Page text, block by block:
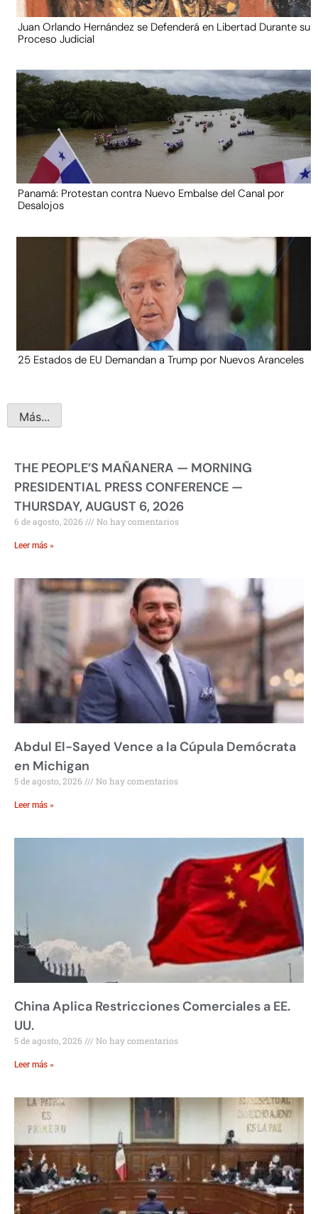
Juan Orlando Hernández se Defenderá en Libertad Durante su
Proceso Judicial
Panamá: Protestan contra Nuevo Embalse del Canal por
Desalojos
25 Estados de EU Demandan a Trump por Nuevos Aranceles
Más...
THE PEOPLE’S MAÑANERA — MORNING
PRESIDENTIAL PRESS CONFERENCE —
THURSDAY, AUGUST 6, 2026
6 de agosto, 2026 No hay comentarios
Leer más »
Abdul El-Sayed Vence a la Cúpula Demócrata
en Michigan
5 de agosto, 2026 No hay comentarios
Leer más »
China Aplica Restricciones Comerciales a EE.
UU.
5 de agosto, 2026 No hay comentarios
Leer más »